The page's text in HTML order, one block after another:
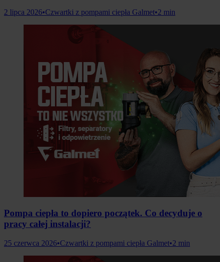
2 lipca 2026•Czwartki z pompami ciepła Galmet•2 min
Pompa ciepła to dopiero początek. Co decyduje o
pracy całej instalacji?
25 czerwca 2026•Czwartki z pompami ciepła Galmet•2 min